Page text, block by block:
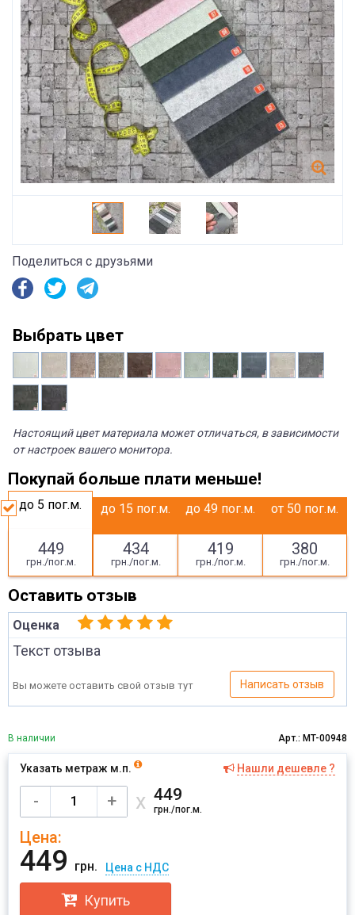
Поделиться с друзьями
Выбрать цвет
Настоящий цвет материала может отличаться, в зависимости
от настроек вашего монитора.
Покупай больше плати меньше!
до 5 пог.м.
449
грн./пог.м.
до 15 пог.м.
434
грн./пог.м.
до 49 пог.м.
419
грн./пог.м.
от 50 пог.м.
380
грн./пог.м.
Оставить отзыв
Оценка
Текст отзыва
Вы можете оставить свой отзыв тут Написать отзыв
В наличии Арт.: MT-00948
Указать метраж м.п. Нашли дешевле ?
- + х 449
грн./пог.м.
Цена:
449 грн. Цена с НДС
Купить